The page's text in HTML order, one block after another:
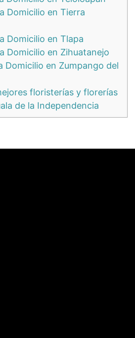
Domicilio en Tierra
Domicilio en Tlapa
Domicilio en Zihuatanejo
Domicilio en Zumpango del
floristerías y florerías
de la Independencia